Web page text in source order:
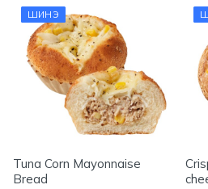
ШИНЭ
Tuna Corn Mayonnaise
Bread